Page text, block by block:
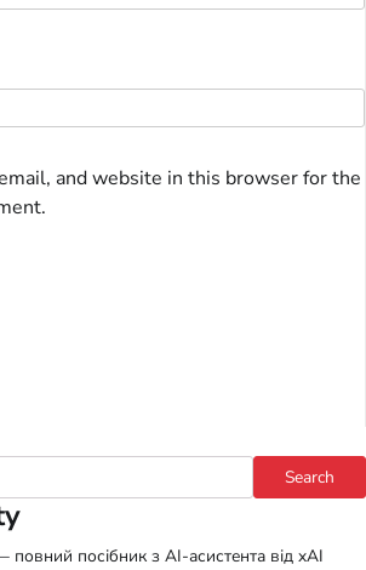
and website in this browser for the
Search
посібник з AI-асистента від xAI